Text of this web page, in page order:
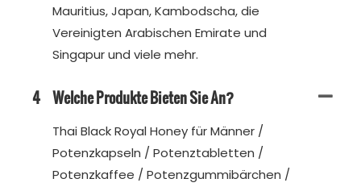
Mauritius, Japan, Kambodscha, die
Vereinigten Arabischen Emirate und
Singapur und viele mehr.
4 Welche Produkte Bieten Sie An?
Thai Black Royal Honey für Männer /
Potenzkapseln / Potenztabletten /
Potenzkaffee / Potenzgummibärchen /